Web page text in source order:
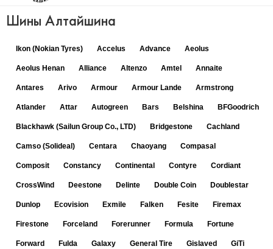
Шины Алтайшина
Ikon (Nokian Tyres) Accelus Advance Aeolus
Aeolus Henan Alliance Altenzo Amtel Annaite
Antares Arivo Armour Armour Lande Armstrong
Atlander Attar Autogreen Bars Belshina BFGoodrich
Blackhawk (Sailun Group Co., LTD) Bridgestone Cachland
Camso (Solideal) Centara Chaoyang Compasal
Composit Constancy Continental Contyre Cordiant
CrossWind Deestone Delinte Double Coin Doublestar
Dunlop Ecovision Exmile Falken Fesite Firemax
Firestone Forceland Forerunner Formula Fortune
Forward Fulda Galaxy General Tire Gislaved GiTi